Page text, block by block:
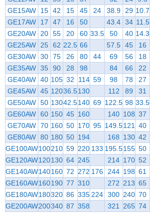
GE15AW
15 42 15 45 24 38.9 29 10.7
GE17AW
17 47 16 50 43.4 34 11.5
GE20AW
20 55 20 60 33.5 50 40 14.3
GE25AW
25 62 22.5 66 57.5 45 16
GE30AW 30 75 26 80 44 69 56 18
GE35AW 35 90 28 98 84 66 22
GE40AW 40 105 32 114 59 98 78 27
GE45AW 45 12036.5130 112 89 31
GE50AW 50 13042.5140 69 122.5 98 33.5
GE60AW 60 150 45 160 140 108 37
GE70AW 70 160 50 170 95 149.5121 40
GE80AW 80 180 50 194 168 130 42
GE100AW100210 59 220 133 195.5155 50
GE120AW120130 64 245 214 170 52
GE140AW140160 72 272 176 244 198 61
GE160AW160190 77 310 272 213 65
GE180AW180320 86 335 224 300 240 70
GE200AW200340 87 358 321 265 74